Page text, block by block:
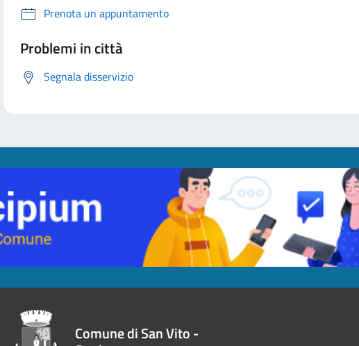
Prenota un appuntamento
Problemi in città
Segnala disservizio
Comune di San Vito -